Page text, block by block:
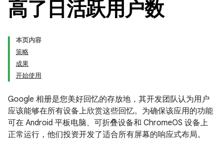
高了日活跃用户数
本页内容
策略
成果
开始使用
Google 相册是您美好回忆的存放地，其开发团队认为用户
应该能够在所有设备上欣赏这些回忆。为确保该应用的功能
可在 Android 平板电脑、可折叠设备和 ChromeOS 设备上
正常运行，他们投资开发了适合所有屏幕的响应式布局。